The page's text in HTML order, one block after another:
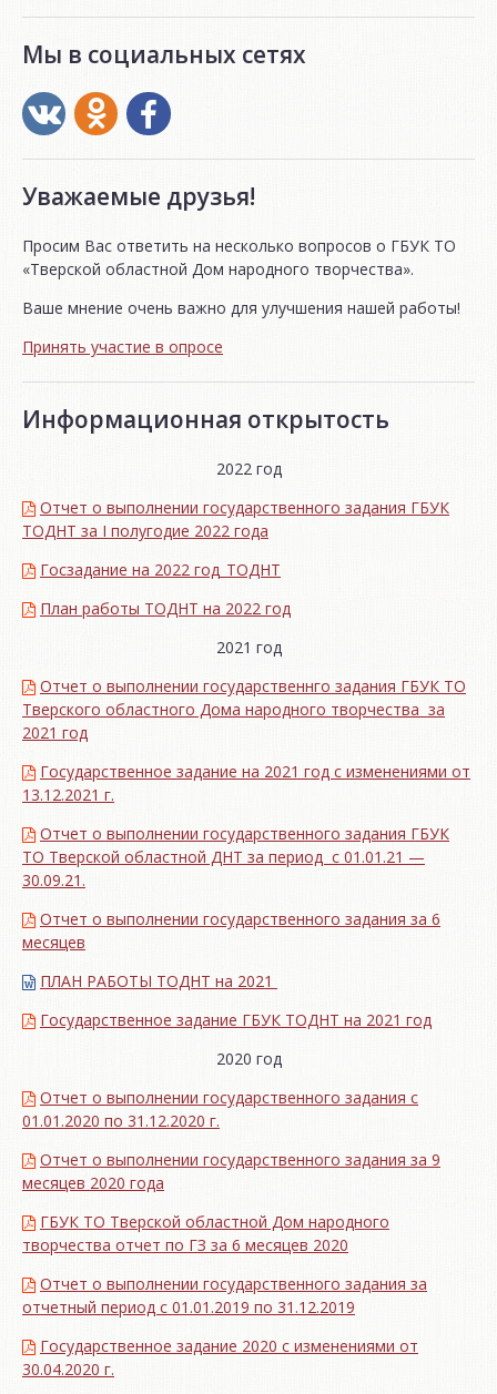
Мы в социальных сетях
Уважаемые друзья!
Просим Вас ответить на несколько вопросов о ГБУК ТО
«Тверской областной Дом народного творчества».
Ваше мнение очень важно для улучшения нашей работы!
Принять участие в опросе
Информационная открытость
2022 год
Отчет о выполнении государственного задания ГБУК
ТОДНТ за I полугодие 2022 года
Госзадание на 2022 год_ТОДНТ
План работы ТОДНТ на 2022 год
2021 год
Отчет о выполнении государственнго задания ГБУК ТО
Тверского областного Дома народного творчества за
2021 год
Государственное задание на 2021 год с изменениями от
13.12.2021 г.
Отчет о выполнении государственного задания ГБУК
ТО Тверской областной ДНТ за период с 01.01.21 —
30.09.21.
Отчет о выполнении государственного задания за 6
месяцев
ПЛАН РАБОТЫ ТОДНТ на 2021
Государственное задание ГБУК ТОДНТ на 2021 год
2020 год
Отчет о выполнении государственного задания с
01.01.2020 по 31.12.2020 г.
Отчет о выполнении государственного задания за 9
месяцев 2020 года
ГБУК ТО Тверской областной Дом народного
творчества отчет по ГЗ за 6 месяцев 2020
Отчет о выполнении государственного задания за
отчетный период с 01.01.2019 по 31.12.2019
Государственное задание 2020 с изменениями от
30.04.2020 г.